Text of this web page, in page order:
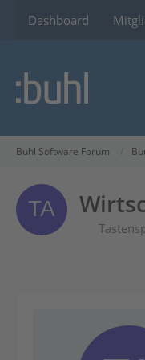
Dashboard
Buhl Software Forum